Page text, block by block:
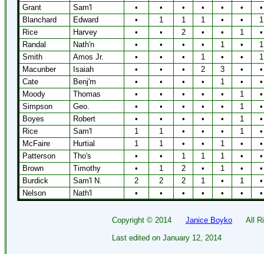
Grant
Sam'l • • • • • •
•
Blanchard
Edward • 1 1 1 • •
1
Rice
Harvey • • 2 • • 1
•
Randal
Nath'n • • • • 1 •
1
Smith
Amos Jr. • • • 1 • •
1
Macunber
Isaiah • • • 2 3 •
•
Cate
Benj'm • • • • 1 •
•
Moody
Thomas • • • • • 1
•
Simpson
Geo. • • • • • 1
•
Boyes
Robert • • • • • 1
•
Rice
Sam'l 1 1 • • • 1
•
McFaire
Hurtial 1 1 • • 1 •
•
Patterson
Tho's • • 1 1 1 •
•
Brown
Timothy • 1 2 • 1 •
•
Burdick
Sam'l N. 2 2 2 1 • 1
•
Nelson
Nath'l • • • • • • •
Copyright © 2014 Janice Boyko All
Last edited on January 12, 2014